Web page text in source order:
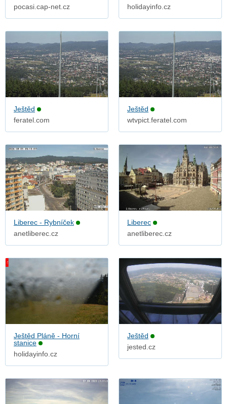
pocasi.cap-net.cz
holidayinfo.cz
Ještěd
feratel.com
Ještěd
wtvpict.feratel.com
Liberec - Rybníček
anetliberec.cz
Liberec
anetliberec.cz
Ještěd Pláně - Horní
stanice
holidayinfo.cz
Ještěd
jested.cz